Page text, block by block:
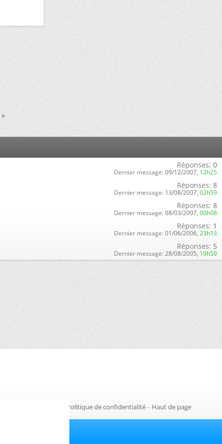
»
Réponses: 0
Dernier message: 09/12/2007, 12h25
Réponses: 8
Dernier message: 13/08/2007, 02h59
Réponses: 8
Dernier message: 08/03/2007, 00h08
Réponses: 1
Dernier message: 01/06/2006, 23h13
Réponses: 5
Dernier message: 28/08/2005, 19h59
Politique de confidentialité- Haut de page